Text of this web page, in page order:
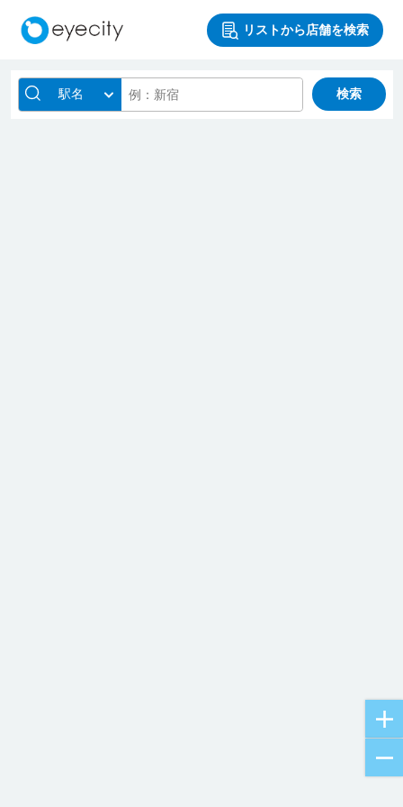
リストから店舗を検索
駅名 検索